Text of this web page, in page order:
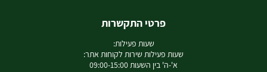
פרטי התקשרות
שעות פעילות:
שעות פעילות שירות לקוחות אתר:
א'-ה' בין השעות 09:00-15:00